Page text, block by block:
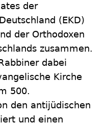
der
(EKD)
der Orthodoxen
zusammen.
dabei
Kirche
500.
den antijüdischen
und einen